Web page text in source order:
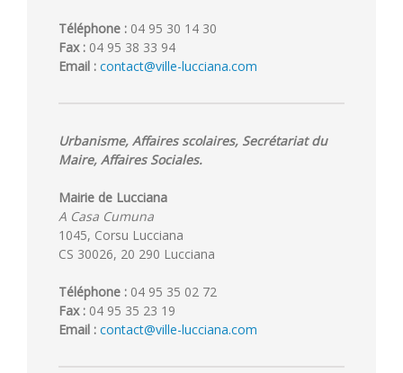
Téléphone : 04 95 30 14 30
Fax : 04 95 38 33 94
Email : contact@ville-lucciana.com
Urbanisme, Affaires scolaires, Secrétariat du
Maire, Affaires Sociales.
Mairie de Lucciana
A Casa Cumuna
1045, Corsu Lucciana
CS 30026, 20 290 Lucciana
Téléphone : 04 95 35 02 72
Fax : 04 95 35 23 19
Email : contact@ville-lucciana.com